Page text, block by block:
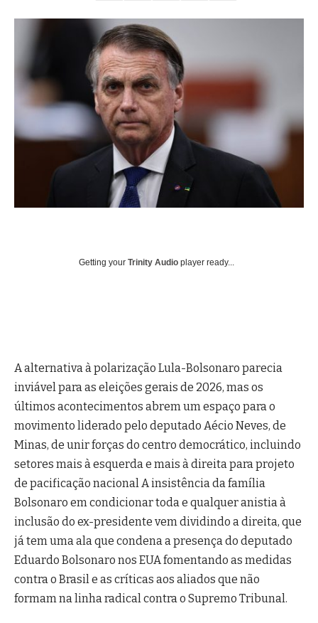
Getting your Trinity Audio player ready...
A alternativa à polarização Lula-Bolsonaro parecia
inviável para as eleições gerais de 2026, mas os
últimos acontecimentos abrem um espaço para o
movimento liderado pelo deputado Aécio Neves, de
Minas, de unir forças do centro democrático, incluindo
setores mais à esquerda e mais à direita para projeto
de pacificação nacional A insistência da família
Bolsonaro em condicionar toda e qualquer anistia à
inclusão do ex-presidente vem dividindo a direita, que
já tem uma ala que condena a presença do deputado
Eduardo Bolsonaro nos EUA fomentando as medidas
contra o Brasil e as críticas aos aliados que não
formam na linha radical contra o Supremo Tribunal.